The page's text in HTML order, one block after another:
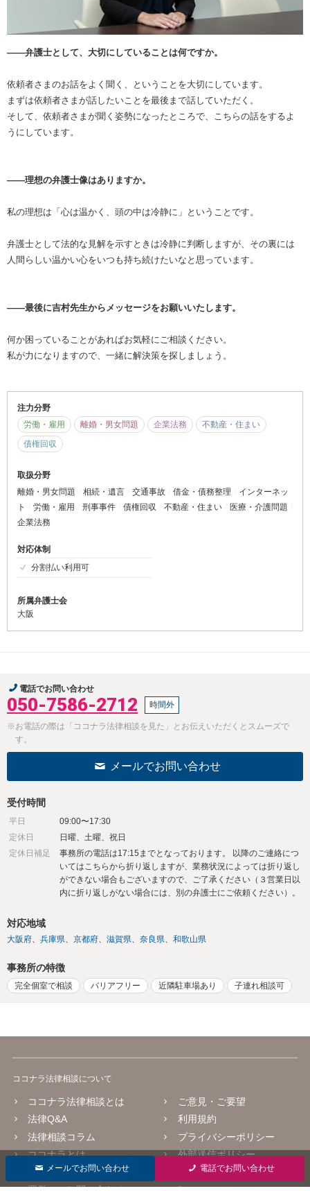
――弁護士として、大切にしていることは何ですか。
依頼者さまのお話をよく聞く、ということを大切にしています。
まずは依頼者さまが話したいことを最後まで話していただく。
そして、依頼者さまが聞く姿勢になったところで、こちらの話をするよ
うにしています。
――理想の弁護士像はありますか。
私の理想は「心は温かく、頭の中は冷静に」ということです。
弁護士として法的な見解を示すときは冷静に判断しますが、その裏には
人間らしい温かい心をいつも持ち続けたいなと思っています。
――最後に吉村先生からメッセージをお願いいたします。
何か困っていることがあればお気軽にご相談ください。
私が力になりますので、一緒に解決策を探しましょう。
注力分野
労働・雇用
離婚・男女問題 企業法務
不動産・住まい
債権回収
取扱分野
離婚・男女問題
相続・遺言 交通事故 借金・債務整理
インターネッ
ト
労働・雇用 刑事事件 債権回収 不動産・住まい
医療・介護問題
企業法務
対応体制
分割払い利用可
所属弁護士会
大阪
電話でお問い合わせ
050-7586-2712 時間外
※お電話の際は「ココナラ法律相談を見た」とお伝えいただくとスムーズで
す。
メールでお問い合わせ
受付時間
平日
09:00〜17:30
定休日
日曜、土曜、祝日
定休日補足
事務所の電話は17:15までとなっております。 以降のご連絡につ
いてはこちらから折り返しますが、業務状況によっては折り返し
ができない場合もございますので、ご了承ください（３営業日以
内に折り返しがない場合には、別の弁護士にご依頼ください）。
対応地域
大阪府 兵庫県 京都府 滋賀県 奈良県 和歌山県
事務所の特徴
完全個室で相談 バリアフリー 近隣駐車場あり 子連れ相談可
メールでお問い合わせ 電話でお問い合わせ
ココナラ法律相談について
ココナラ法律相談とは
法律Q&A
法律相談コラム
ココナラとは
よくあるご質問
ご意見・ご要望
利用規約
プライバシーポリシー
外部送信ポリシー
掲載をご検討の弁護士の方
へ